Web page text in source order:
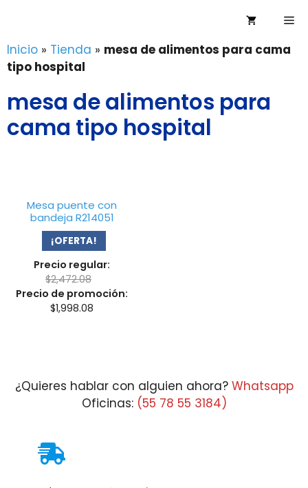
contenido
Inicio » Tienda » mesa de alimentos para cama
tipo hospital
mesa de alimentos para
cama tipo hospital
Mesa puente con
bandeja R214051
¡OFERTA!
Precio regular:
$2,472.08
Precio de promoción:
$1,998.08
¿Quieres hablar con alguien ahora? Whatsapp
Oficinas: (55 78 55 3184)